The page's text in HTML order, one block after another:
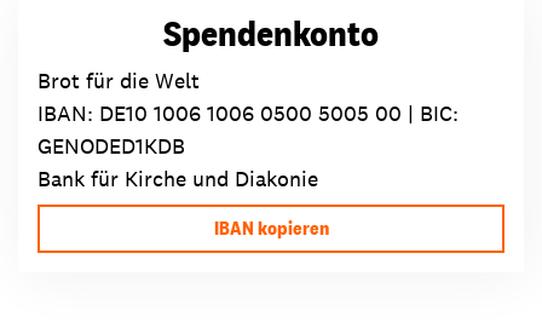
Spendenkonto
Brot für die Welt
IBAN: DE10 1006 1006 0500 5005 00 | BIC:
GENODED1KDB
Bank für Kirche und Diakonie
IBAN kopieren